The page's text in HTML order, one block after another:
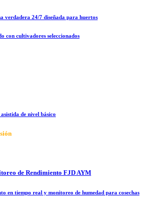
verdadera 24/7 diseñada para huertos
con cultivadores seleccionados
de nivel básico
de Rendimiento FJD AYM
en tiempo real y monitoreo de humedad para cosechas